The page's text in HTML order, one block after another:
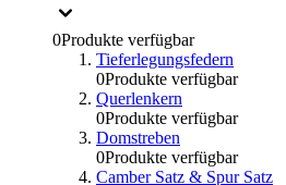
0Produkte verfügbar
Tieferlegungsfedern
0Produkte verfügbar
Querlenkern
0Produkte verfügbar
Domstreben
0Produkte verfügbar
Camber Satz & Spur Satz